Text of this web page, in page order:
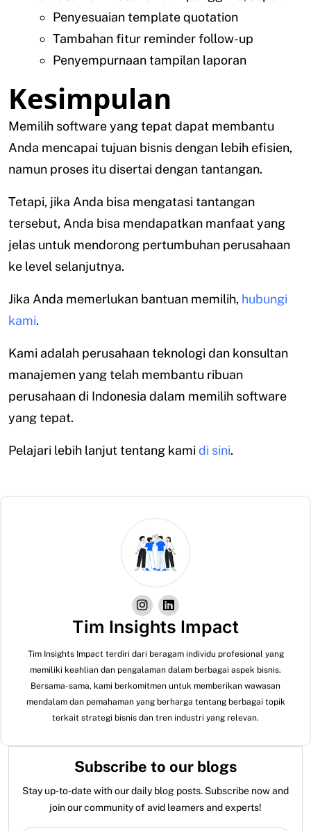
Penyesuaian template quotation
Tambahan fitur reminder follow-up
Penyempurnaan tampilan laporan
Kesimpulan
Memilih software yang tepat dapat membantu
Anda mencapai tujuan bisnis dengan lebih efisien,
namun proses itu disertai dengan tantangan.
Tetapi, jika Anda bisa mengatasi tantangan
tersebut, Anda bisa mendapatkan manfaat yang
jelas untuk mendorong pertumbuhan perusahaan
ke level selanjutnya.
Jika Anda memerlukan bantuan memilih, hubungi
kami.
Kami adalah perusahaan teknologi dan konsultan
manajemen yang telah membantu ribuan
perusahaan di Indonesia dalam memilih software
yang tepat.
Pelajari lebih lanjut tentang kami di sini.
Tim Insights Impact
Tim Insights Impact terdiri dari beragam individu profesional yang
memiliki keahlian dan pengalaman dalam berbagai aspek bisnis.
Bersama-sama, kami berkomitmen untuk memberikan wawasan
mendalam dan pemahaman yang berharga tentang berbagai topik
terkait strategi bisnis dan tren industri yang relevan.
Subscribe to our blogs
Stay up-to-date with our daily blog posts. Subscribe now and
join our community of avid learners and experts!